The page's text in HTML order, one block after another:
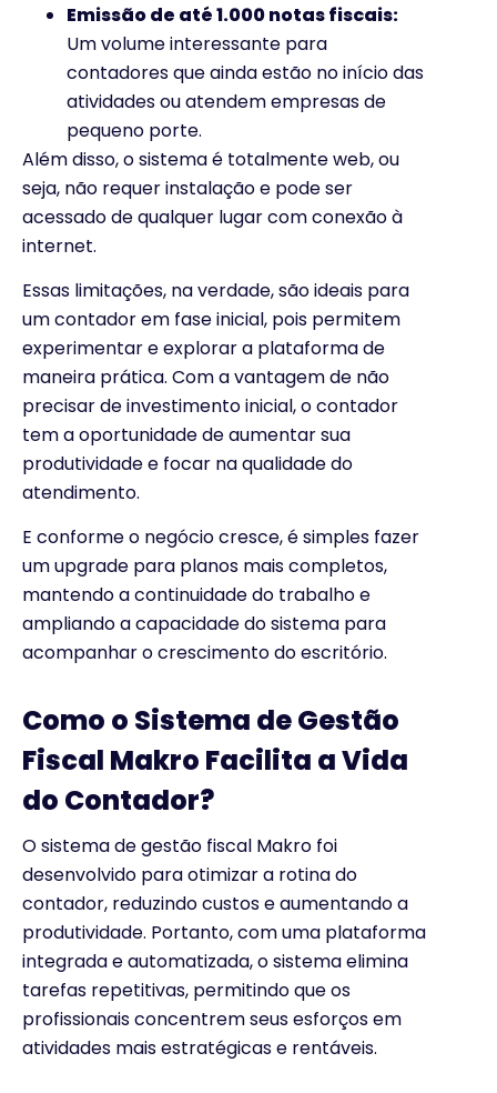
Emissão de até 1.000 notas fiscais:
Um volume interessante para
contadores que ainda estão no início das
atividades ou atendem empresas de
pequeno porte.
Além disso, o sistema é totalmente web, ou
seja, não requer instalação e pode ser
acessado de qualquer lugar com conexão à
internet.
Essas limitações, na verdade, são ideais para
um contador em fase inicial, pois permitem
experimentar e explorar a plataforma de
maneira prática. Com a vantagem de não
precisar de investimento inicial, o contador
tem a oportunidade de aumentar sua
produtividade e focar na qualidade do
atendimento.
E conforme o negócio cresce, é simples fazer
um upgrade para planos mais completos,
mantendo a continuidade do trabalho e
ampliando a capacidade do sistema para
acompanhar o crescimento do escritório.
Como o Sistema de Gestão
Fiscal Makro Facilita a Vida
do Contador?
O sistema de gestão fiscal Makro foi
desenvolvido para otimizar a rotina do
contador, reduzindo custos e aumentando a
produtividade. Portanto, com uma plataforma
integrada e automatizada, o sistema elimina
tarefas repetitivas, permitindo que os
profissionais concentrem seus esforços em
atividades mais estratégicas e rentáveis.